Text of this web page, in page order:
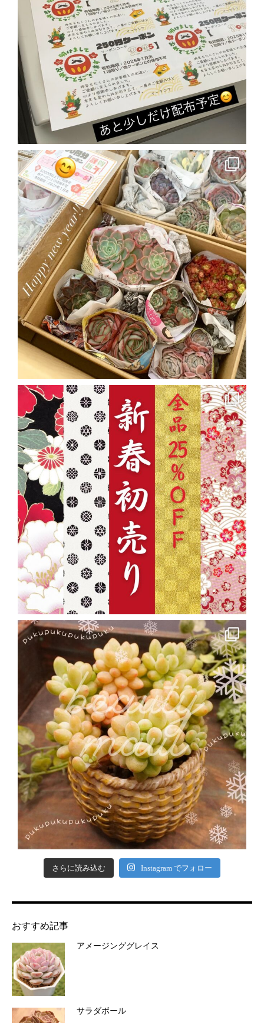
さらに読み込む Instagram でフォロー
おすすめ記事
アメージンググレイス
サラダボール